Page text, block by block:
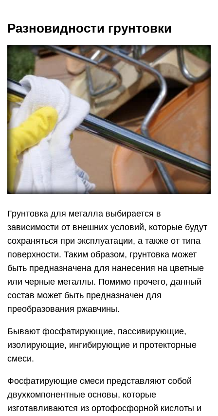
Разновидности грунтовки
Грунтовка для металла выбирается в
зависимости от внешних условий, которые будут
сохраняться при эксплуатации, а также от типа
поверхности. Таким образом, грунтовка может
быть предназначена для нанесения на цветные
или черные металлы. Помимо прочего, данный
состав может быть предназначен для
преобразования ржавчины.
Бывают фосфатирующие, пассивирующие,
изолирующие, ингибирующие и протекторные
смеси.
Фосфатирующие смеси представляют собой
двухкомпонентные основы, которые
изготавливаются из ортофосфорной кислоты и